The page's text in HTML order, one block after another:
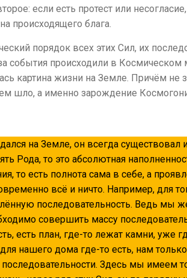
если есть протест или несогласие,
происходящего блага.
порядок всех этих Сил, их
события происходили в Космическом
картина жизни на Земле. Причём не
шло, а именно зарождение
на Земле, он всегда существовал
Рода, то это абсолютная
то есть полнота сама в себе, а
всё и ничто. Например, для
последовательность. Ведь мы
совершить массу
есть план, где-то лежат камни, уже
нашего дома где-то есть, нам
последовательности. Здесь мы имеем